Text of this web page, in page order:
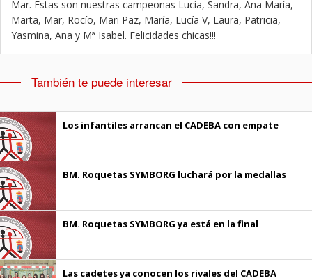
Mar. Estas son nuestras campeonas Lucía, Sandra, Ana María,
Marta, Mar, Rocío, Mari Paz, María, Lucía V, Laura, Patricia,
Yasmina, Ana y Mª Isabel. Felicidades chicas!!!
También te puede interesar
Los infantiles arrancan el CADEBA con empate
BM. Roquetas SYMBORG luchará por la medallas
BM. Roquetas SYMBORG ya está en la final
Las cadetes ya conocen los rivales del CADEBA